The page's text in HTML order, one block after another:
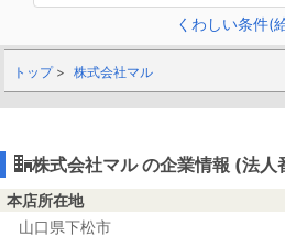
くわしい条件(
トップ 株式会社マル
株式会社マル の企業情報 (法
本店所在地
山口県下松市